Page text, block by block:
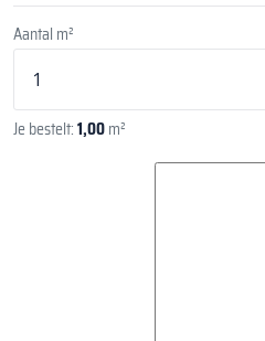
Aantal m²
Je bestelt:1,00m²